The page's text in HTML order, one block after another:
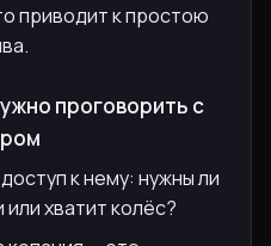
приводит к простою
проговорить с
к нему: нужны ли
хватит колёс?